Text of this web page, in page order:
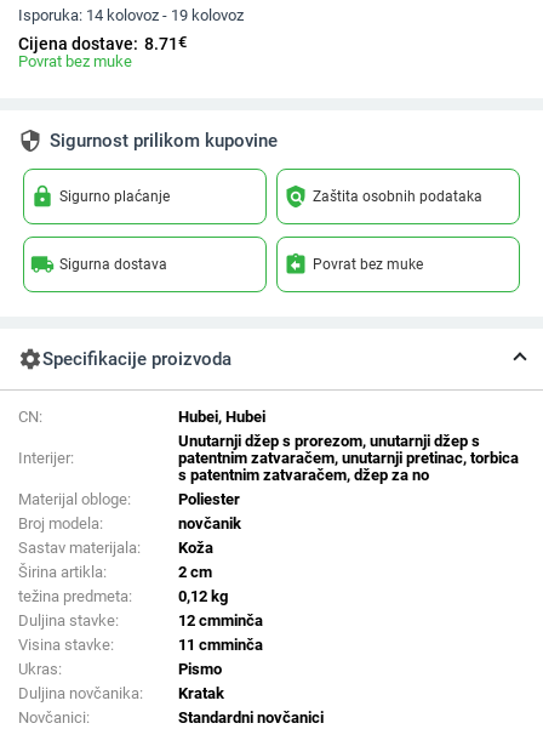
Isporuka: 14 kolovoz - 19 kolovoz
Cijena dostave: 8.71€
Povrat bez muke
security Sigurnost prilikom kupovine
lock Sigurno plaćanje policy Zaštita osobnih podataka
local_shipping Sigurna dostava assignment_return Povrat bez muke
settingsSpecifikacije proizvoda
CN: Hubei, Hubei
Interijer:
Unutarnji džep s prorezom, unutarnji džep s
patentnim zatvaračem, unutarnji pretinac, torbica
s patentnim zatvaračem, džep za no
Materijal obloge:
Poliester
Broj modela:
novčanik
Sastav materijala:
Koža
Širina artikla:
2 cm
težina predmeta:
0,12 kg
Duljina stavke:
12 cmminča
Visina stavke:
11 cmminča
Ukras:
Pismo
Duljina novčanika:
Kratak
Novčanici:
Standardni novčanici